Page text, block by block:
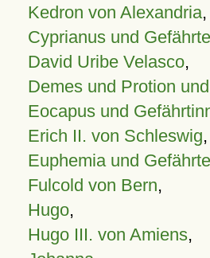
Kedron von Alexandria,
Cyprianus und
David Uribe Velasco,
Demes und Protion
Eocapus und
Erich II. von Schleswig,
Euphemia und
Fulcold von Bern,
Hugo,
Hugo III. von Amiens,